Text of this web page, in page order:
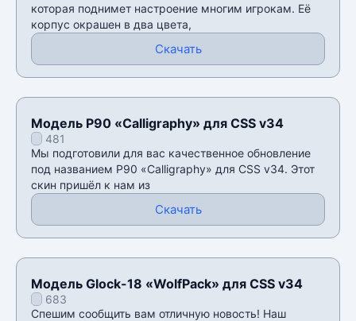
которая поднимет настроение многим игрокам. Её
корпус окрашен в два цвета,
Скачать
Модель P90 «Calligraphy» для CSS v34
481
Мы подготовили для вас качественное обновление
под названием P90 «Calligraphy» для CSS v34. Этот
скин пришëл к нам из
Скачать
Модель Glock-18 «WolfPack» для CSS v34
683
Спешим сообщить вам отличную новость! Наш